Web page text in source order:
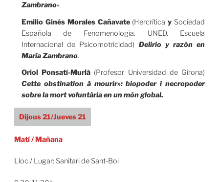
Zambrano«
Emilio Ginés Morales Cañavate (Hercríticay Sociedad
Española de Fenomenologia. UNED. Escuela
Internacional de Psicomotricidad) Delirio y razón en
María Zambrano.
Oriol Ponsatí-Murlà (Profesor Universidad de Girona)
Cette obstination à mourir»: biopoder i necropoder
sobre la mort voluntària en un món global.
Dijous 21/Jueves 21
Matí / Mañana
Lloc / Lugar: Sanitari de Sant-Boi